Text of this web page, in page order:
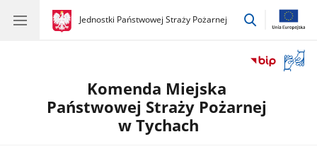
gov.pl
Jednostki Państwowej Straży Pożarnej
gov.pl
Jednostki
przejdź
okno
Komenda Miejska
Państwowej Straży Pożarnej
w Tychach